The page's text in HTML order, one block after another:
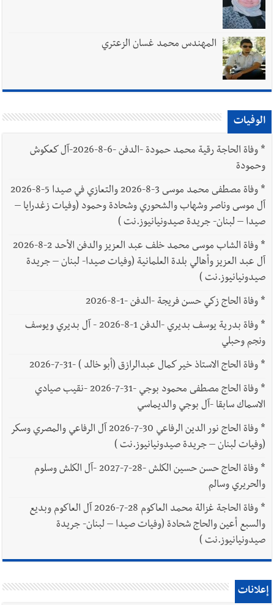
المهندس محمد غسان الزعتري
الوفيات
*
وفاة الحاجة رقية محمد حمودة -الدفن -6-8-2026-آل كعكوش
وحمودة
*
وفاة مصطفى محمد موسى 3-8-2026 والتعازي في صيدا 5-8-2026
آل موسى وناصر وشهاب والشحوري وشحادة وحمود (وفيات زغدرايا –
صيدا – لبنان- جريدة صيدونيانيوز.نت )
*
وفاة الشاب موسى محمد خلف عبد العزيز والدفن الأحد 2-8-2026
آل عبد العزيز وأهالي بلدة العلمانية (وفيات صيدا- لبنان – جريدة
صيدونيانيوز.نت )
*وفاة الحاج زكي حسن فريجة -الدفن -1-8-2026
*
وفاة بدرية يوسف بديري -الدفن 1-8-2026 - آل بديري ويوسف
ونجم وحبلي
*وفاة الحاج الاستاذ خير كمال عبدالرازق (أبو خالد ) -31-7-2026
*
وفاة الحاج مصطفى محمود بوجي -31-7-2026 -نقيب صيادي
الاسماك سابقا -آل بوجي والديماسي
*
وفاة الحاج نور الدين الرفاعي 30-7-2026 آل الرفاعي والمصري وسكر
(وفيات لبنان – جريدة صيدونيانيوز.نت )
*
وفاة الحاج حسن حسين الكلش -28-7-2027 -آل الكلش وسلوم
والحريري وسالم
*
وفاة الحاجة غزالة محمد العاكوم 28-7-2026 آل العاكوم وبديع
والسبع أعين والحاج شحادة (وفيات صيدا – لبنان- جريدة
صيدونيانيوز.نت )
إعلانات